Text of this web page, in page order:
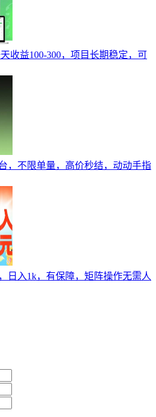
收益100-300，项目长期稳定，可
，不限单量，高价秒结，动动手指
日入1k，有保障，矩阵操作无需人